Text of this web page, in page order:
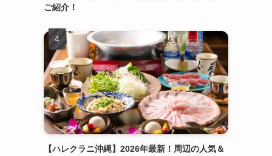
ご紹介！
【ハレクラニ沖縄】2026年最新！周辺の人気＆